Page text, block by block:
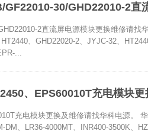
30/GHD22010-2直
2直流屏电源模块更换维修请找
、GHD22020-2、JYJC-32、
...
、EPS60010T充电模块更
充电模块更换及维修请找华科电源。
、LR36-4000MT、INR400-3500K、